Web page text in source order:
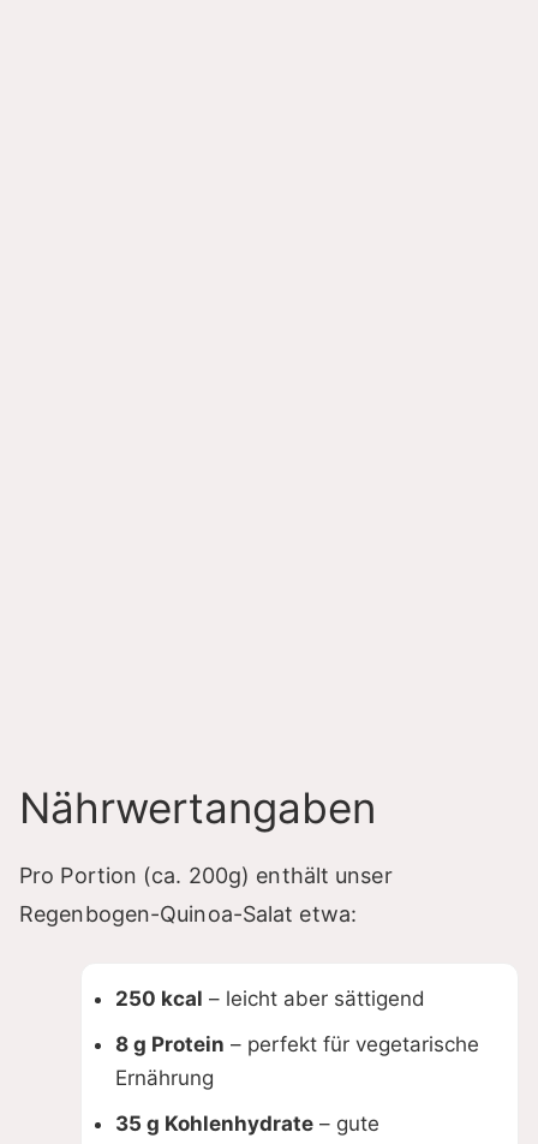
Nährwertangaben
Pro Portion (ca. 200g) enthält unser
Regenbogen-Quinoa-Salat etwa:
250 kcal – leicht aber sättigend
8 g Protein – perfekt für vegetarische
Ernährung
35 g Kohlenhydrate – gute